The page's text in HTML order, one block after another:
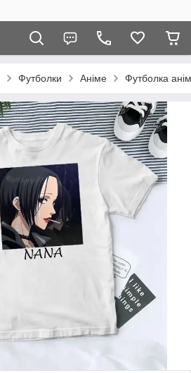
Футболки Аніме Футболка